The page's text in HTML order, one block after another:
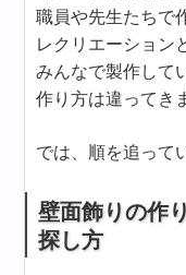
職員や先生たちで
レクリエーション
みんなで製作して
作り方は違ってき
では、順を追って
壁面飾りの作
探し方